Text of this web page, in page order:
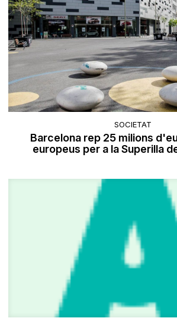
SOCIETAT
Barcelona rep 25 milions
europeus per a la Superilla